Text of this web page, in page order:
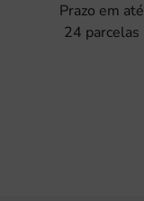
Prazo em até
24 parcelas